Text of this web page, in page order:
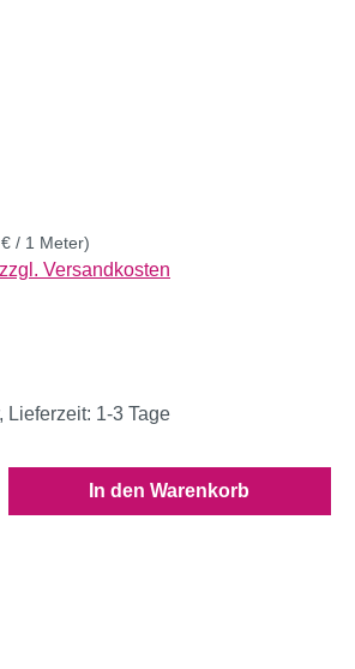
/ 1 Meter)
Versandkosten
von 5 von 5 Sternen
Lieferzeit: 1-3 Tage
Gib den gewünschten
In den Warenkorb